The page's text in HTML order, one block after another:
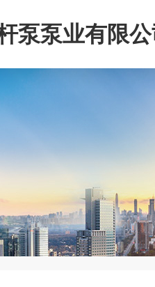
泵泵业有限